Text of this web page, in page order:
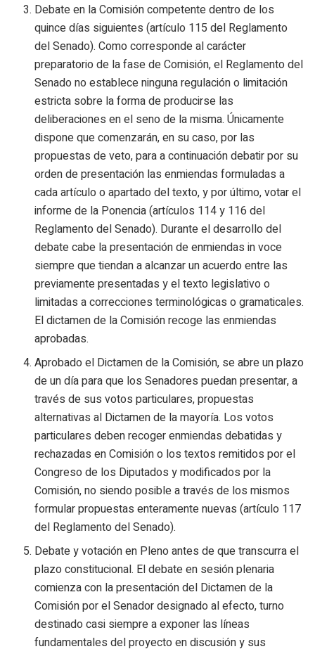
Debate en la Comisión competente dentro de los
quince días siguientes (artículo 115 del Reglamento
del Senado). Como corresponde al carácter
preparatorio de la fase de Comisión, el Reglamento del
Senado no establece ninguna regulación o limitación
estricta sobre la forma de producirse las
deliberaciones en el seno de la misma. Únicamente
dispone que comenzarán, en su caso, por las
propuestas de veto, para a continuación debatir por su
orden de presentación las enmiendas formuladas a
cada artículo o apartado del texto, y por último, votar el
informe de la Ponencia (artículos 114 y 116 del
Reglamento del Senado). Durante el desarrollo del
debate cabe la presentación de enmiendas in voce
siempre que tiendan a alcanzar un acuerdo entre las
previamente presentadas y el texto legislativo o
limitadas a correcciones terminológicas o gramaticales.
El dictamen de la Comisión recoge las enmiendas
aprobadas.
Aprobado el Dictamen de la Comisión, se abre un plazo
de un día para que los Senadores puedan presentar, a
través de sus votos particulares, propuestas
alternativas al Dictamen de la mayoría. Los votos
particulares deben recoger enmiendas debatidas y
rechazadas en Comisión o los textos remitidos por el
Congreso de los Diputados y modificados por la
Comisión, no siendo posible a través de los mismos
formular propuestas enteramente nuevas (artículo 117
del Reglamento del Senado).
Debate y votación en Pleno antes de que transcurra el
plazo constitucional. El debate en sesión plenaria
comienza con la presentación del Dictamen de la
Comisión por el Senador designado al efecto, turno
destinado casi siempre a exponer las líneas
fundamentales del proyecto en discusión y sus